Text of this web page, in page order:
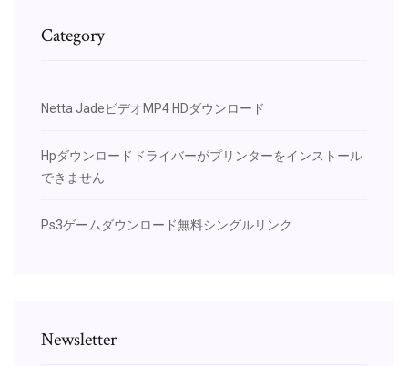
Category
Netta JadeビデオMP4 HDダウンロード
Hpダウンロードドライバーがプリンターをインストール
できません
Ps3ゲームダウンロード無料シングルリンク
Newsletter